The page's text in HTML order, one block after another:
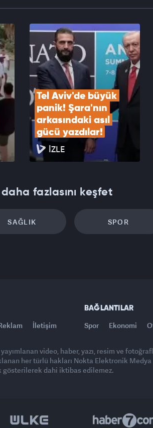
etti o anlar
Tel Aviv'de büyük
panik! Şara'nın
arkasındaki asıl
gücü yazdılar!
İZLE
fazlasını keşfet
SAĞLIK SPOR
İletişim
BAĞLANTILAR
Spor Ekonomi
video, haber, yazı, resim ve
her türlü hakları Nokta Elektronik Medya
gösterilerek dahi iktibas edilemez.